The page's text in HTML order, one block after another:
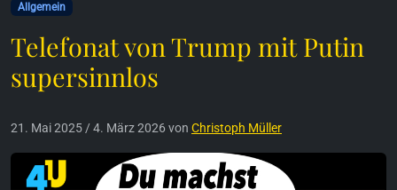
Allgemein
Telefonat von Trump mit Putin
supersinnlos
21. Mai 2025 /4. März 2026 von Christoph Müller